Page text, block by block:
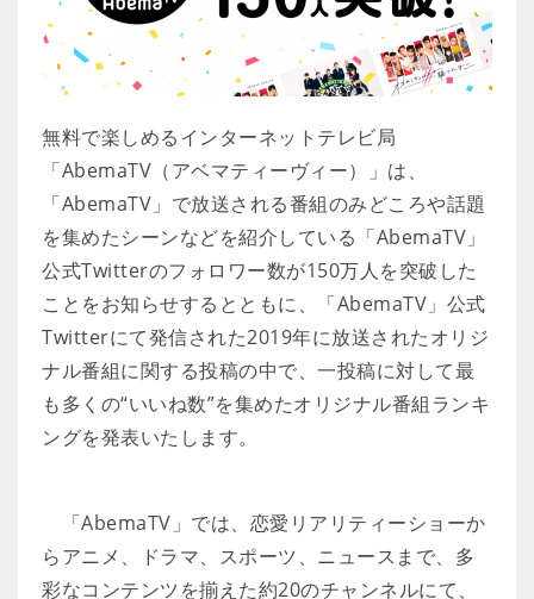
無料で楽しめるインターネットテレビ局
「AbemaTV（アベマティーヴィー）」は、
「AbemaTV」で放送される番組のみどころや話題
を集めたシーンなどを紹介している「AbemaTV」
公式Twitterのフォロワー数が150万人を突破した
ことをお知らせするとともに、「AbemaTV」公式
Twitterにて発信された2019年に放送されたオリジ
ナル番組に関する投稿の中で、一投稿に対して最
も多くの“いいね数”を集めたオリジナル番組ランキ
ングを発表いたします。
「AbemaTV」では、恋愛リアリティーショーか
らアニメ、ドラマ、スポーツ、ニュースまで、多
彩なコンテンツを揃えた約20のチャンネルにて、